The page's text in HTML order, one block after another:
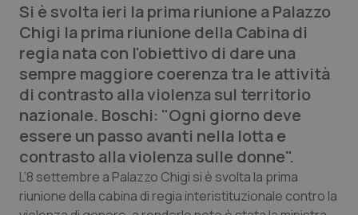
QS Pro
Professionisti Sanitari.AI
Abruzzo
Basilicata
Calabria
QS Pro Gold
Artrite & artrosi
Asma & BPCO
QS Club Newsletter
Si è svolta ieri la prima riunione a Palazzo
Chigi la prima riunione della Cabina di
regia nata con l'obiettivo di dare una
sempre maggiore coerenza tra le attività
di contrasto alla violenza sul territorio
nazionale. Boschi: "Ogni giorno deve
essere un passo avanti nella lotta e
contrasto alla violenza sulle donne".
L’8 settembre a Palazzo Chigi si è svolta la prima
riunione della cabina di regia interistituzionale contro la